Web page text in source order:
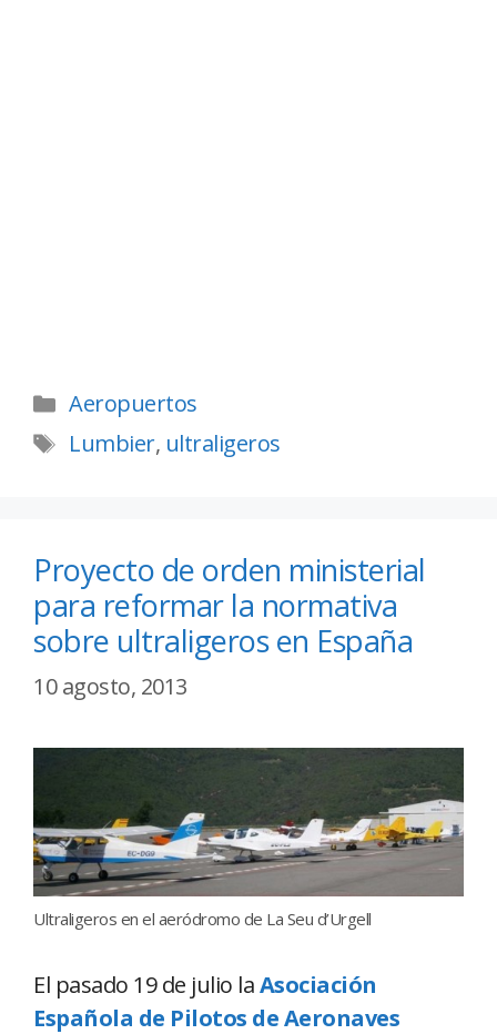
Aeropuertos
Lumbier, ultraligeros
Proyecto de orden ministerial
para reformar la normativa
sobre ultraligeros en España
10 agosto, 2013
Ultraligeros en el aeródromo de La Seu d’Urgell
El pasado 19 de julio laAsociación
Española de Pilotos de Aeronaves